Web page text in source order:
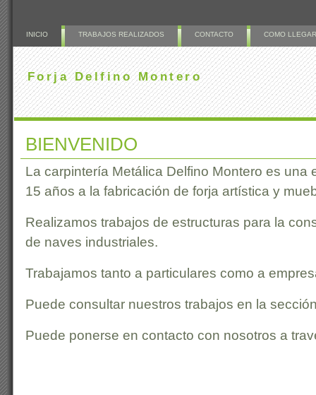
INICIO TRABAJOS REALIZADOS CONTACTO COMO LLEGAR
Forja Delfino Montero
BIENVENIDO
La carpintería Metálica Delfino Montero es
15 años a la fabricación de forja artística y
Realizamos trabajos de estructuras para la
de naves industriales.
Trabajamos tanto a particulares como a
Puede consultar nuestros trabajos en la
Puede ponerse en contacto con nosotros a